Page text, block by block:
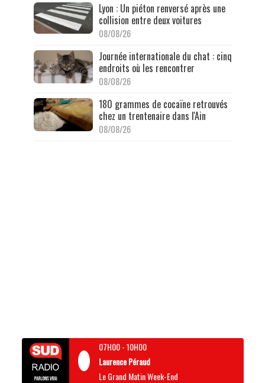
Lyon : Un piéton renversé après une
collision entre deux voitures
08/08/26
Journée internationale du chat : cinq
endroits où les rencontrer
08/08/26
180 grammes de cocaïne retrouvés
chez un trentenaire dans l'Ain
08/08/26
07H00-10H00
Laurence Péraud
Le Grand Matin Week-End